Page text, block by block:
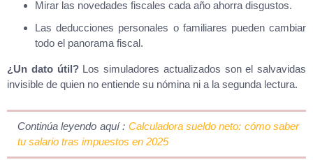
Mirar las novedades fiscales cada año ahorra disgustos.
Las deducciones personales o familiares pueden cambiar
todo el panorama fiscal.
¿Un dato útil?Los simuladores actualizados son el salvavidas
invisible de quien no entiende su nómina ni a la segunda lectura.
Continúa leyendo aquí : Calculadora sueldo neto: cómo saber
tu salario tras impuestos en 2025